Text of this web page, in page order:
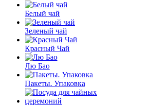
Белый чай
Зеленый чай
Красный Чай
Лю Бао
Пакеты. Упаковка